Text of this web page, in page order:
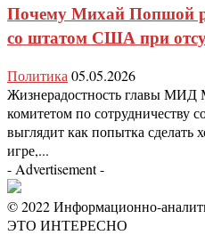
Почему Михай Попшой
со штатом США при
Политика 05.05.2026
Жизнерадостность главы МИД
комитетом по сотрудничеству
выглядит как попытка
игре,...
- Advertisement -
© 2022 Информационно-
ЭТО ИНТЕРЕСНО